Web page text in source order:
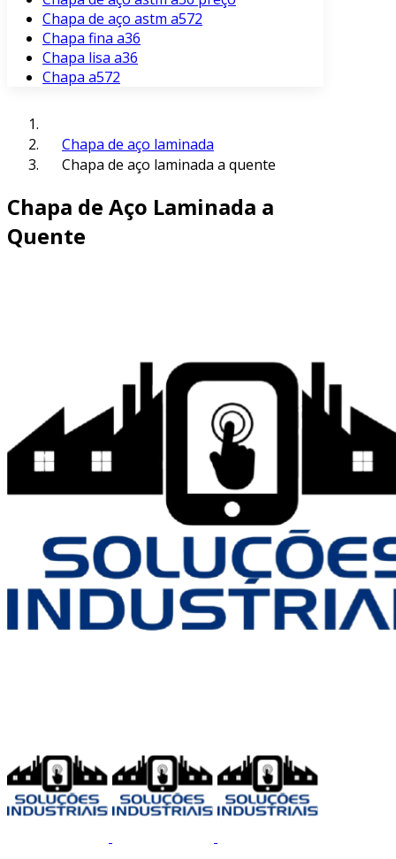
Chapa de aço astm a572
Chapa fina a36
Chapa lisa a36
Chapa a572
Chapa de aço laminada
Chapa de aço laminada a quente
Chapa de Aço Laminada a
Quente